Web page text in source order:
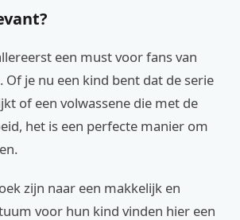
een must voor fans van
Of je nu een kind bent dat de serie
of een volwassene die met de
het is een perfecte manier om
zijn naar een makkelijk en
voor hun kind vinden hier een